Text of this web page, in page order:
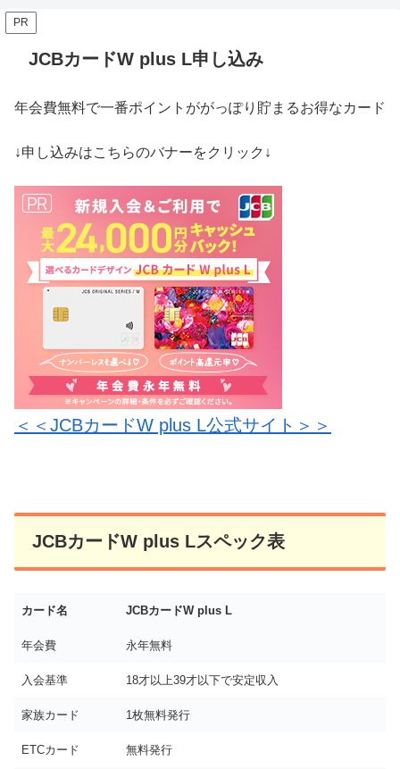
PR
JCBカードW plus L申し込み
年会費無料で一番ポイントががっぽり貯まるお得なカード
↓申し込みはこちらのバナーをクリック↓
＜＜JCBカードW plus L公式サイト＞＞
JCBカードW plus Lスペック表
カード名 JCBカードW plus L
年会費 永年無料
入会基準 18才以上39才以下で安定収入
家族カード 1枚無料発行
ETCカード 無料発行